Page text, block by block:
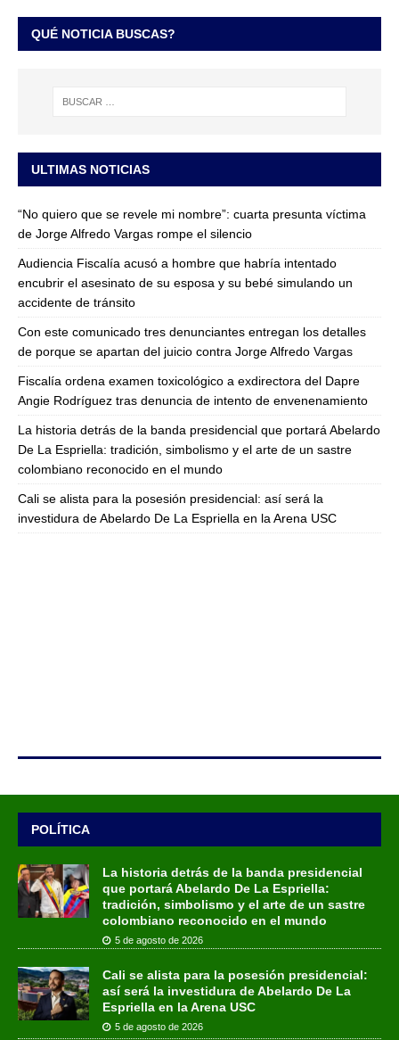
QUÉ NOTICIA BUSCAS?
ULTIMAS NOTICIAS
“No quiero que se revele mi nombre”: cuarta presunta víctima
de Jorge Alfredo Vargas rompe el silencio
Audiencia Fiscalía acusó a hombre que habría intentado
encubrir el asesinato de su esposa y su bebé simulando un
accidente de tránsito
Con este comunicado tres denunciantes entregan los detalles
de porque se apartan del juicio contra Jorge Alfredo Vargas
Fiscalía ordena examen toxicológico a exdirectora del Dapre
Angie Rodríguez tras denuncia de intento de envenenamiento
La historia detrás de la banda presidencial que portará Abelardo
De La Espriella: tradición, simbolismo y el arte de un sastre
colombiano reconocido en el mundo
Cali se alista para la posesión presidencial: así será la
investidura de Abelardo De La Espriella en la Arena USC
POLÍTICA
La historia detrás de la banda presidencial
que portará Abelardo De La Espriella:
tradición, simbolismo y el arte de un sastre
colombiano reconocido en el mundo
5 de agosto de 2026
Cali se alista para la posesión presidencial:
así será la investidura de Abelardo De La
Espriella en la Arena USC
5 de agosto de 2026